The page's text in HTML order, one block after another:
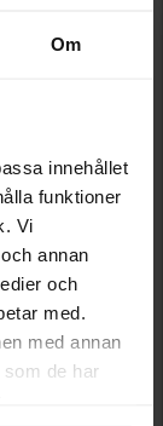
Om
innehållet
funktioner
Vi
annan
och
med.
med annan
de har
ej för
Schalins
15
om
här.